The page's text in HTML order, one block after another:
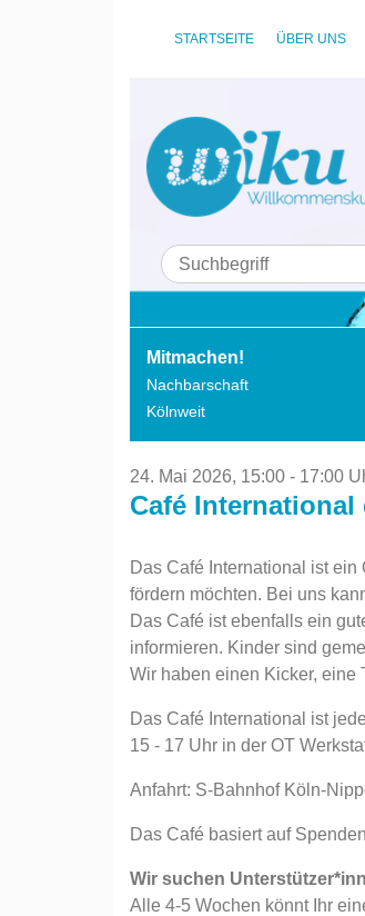
STARTSEITE ÜBER UNS
Mitmachen!
Nachbarschaft
Kölnweit
24. Mai 2026, 15:00 - 17:00
Café
Das Café International ist
fördern möchten. Bei uns
Das Café ist ebenfalls ein
informieren. Kinder sind
Wir haben einen Kicker, eine
Das Café International ist
15 - 17 Uhr in der OT
Anfahrt: S-Bahnhof Köln-
Das Café basiert auf
Wir suchen
Alle 4-5 Wochen könnt Ihr